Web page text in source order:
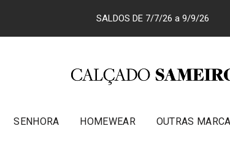
SALDOS DE 7/7/26 a 9/9/26
SENHORA HOMEWEAR OUTRAS